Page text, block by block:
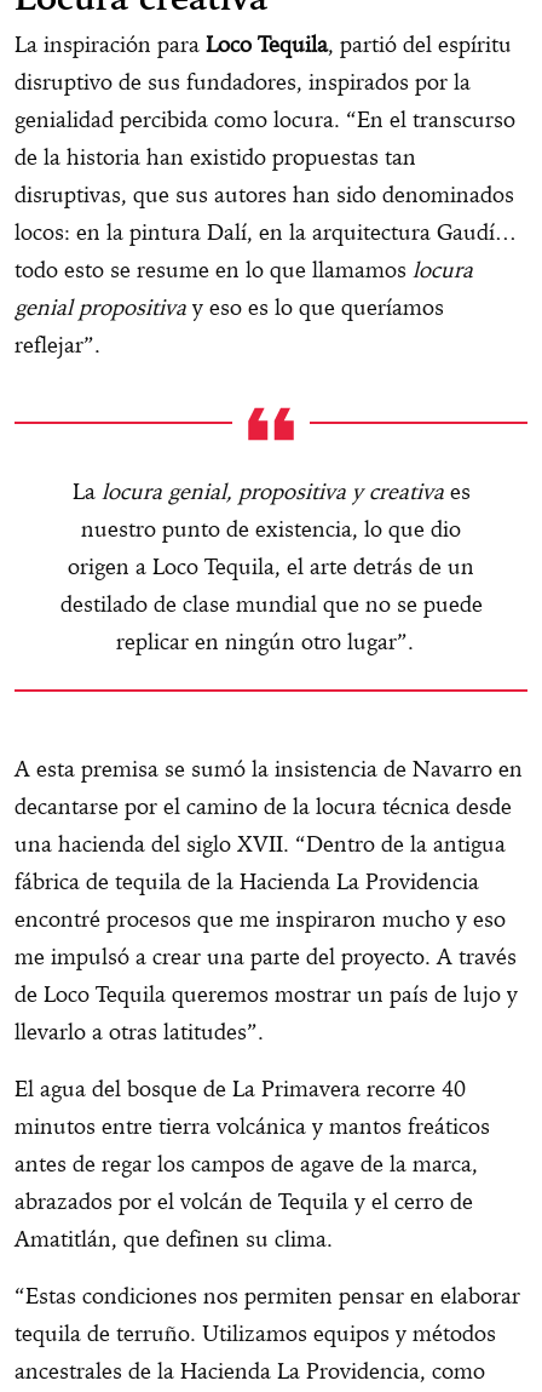
La inspiración para Loco Tequila, partió del espíritu
disruptivo de sus fundadores, inspirados por la
genialidad percibida como locura. “En el transcurso
de la historia han existido propuestas tan
disruptivas, que sus autores han sido denominados
locos: en la pintura Dalí, en la arquitectura Gaudí…
todo esto se resume en lo que llamamos locura
genial propositiva y eso es lo que queríamos
reflejar”.
La locura genial, propositiva y creativa es
nuestro punto de existencia, lo que dio
origen a Loco Tequila, el arte detrás de un
destilado de clase mundial que no se puede
replicar en ningún otro lugar”.
A esta premisa se sumó la insistencia de Navarro en
decantarse por el camino de la locura técnica desde
una hacienda del siglo XVII. “Dentro de la antigua
fábrica de tequila de la Hacienda La Providencia
encontré procesos que me inspiraron mucho y eso
me impulsó a crear una parte del proyecto. A través
de Loco Tequila queremos mostrar un país de lujo y
llevarlo a otras latitudes”.
El agua del bosque de La Primavera recorre 40
minutos entre tierra volcánica y mantos freáticos
antes de regar los campos de agave de la marca,
abrazados por el volcán de Tequila y el cerro de
Amatitlán, que definen su clima.
“Estas condiciones nos permiten pensar en elaborar
tequila de terruño. Utilizamos equipos y métodos
ancestrales de la Hacienda La Providencia, como